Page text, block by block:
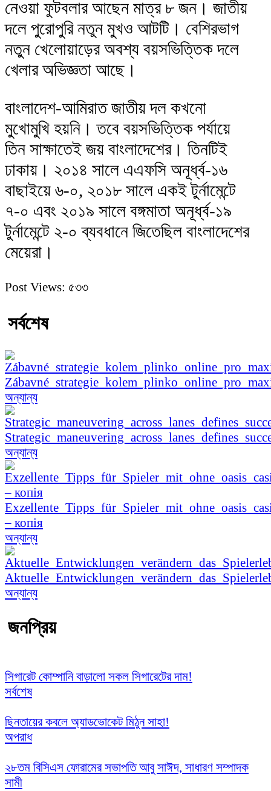
নেওয়া ফুটবলার আছেন মাত্র ৮ জন। জাতীয়
দলে পুরোপুরি নতুন মুখও আটটি। বেশিরভাগ
নতুন খেলোয়াড়ের অবশ্য বয়সভিত্তিক দলে
খেলার অভিজ্ঞতা আছে।
বাংলাদেশ-আমিরাত জাতীয় দল কখনো
মুখোমুখি হয়নি। তবে বয়সভিত্তিক পর্যায়ে
তিন সাক্ষাতেই জয় বাংলাদেশের। তিনটিই
ঢাকায়। ২০১৪ সালে এএফসি অনূর্ধ্ব-১৬
বাছাইয়ে ৬-০, ২০১৮ সালে একই টুর্নামেন্টে
৭-০ এবং ২০১৯ সালে বঙ্গমাতা অনূর্ধ্ব-১৯
টুর্নামেন্টে ২-০ ব্যবধানে জিতেছিল বাংলাদেশের
মেয়েরা।
Post Views: ৫৩৩
সর্বশেষ
অন্যান্য
অন্যান্য
– копія
অন্যান্য
অন্যান্য
জনপ্রিয়
সিগারেট কোম্পানি বাড়ালো সকল সিগারেটের দাম!
সর্বশেষ
ছিনতায়ের কবলে অ্যাডভোকেট মিঠুন সাহা!
অপরাধ
২৮তম বিসিএস ফোরামের সভাপতি আবু সাঈদ, সাধারণ সম্পাদক
সামী